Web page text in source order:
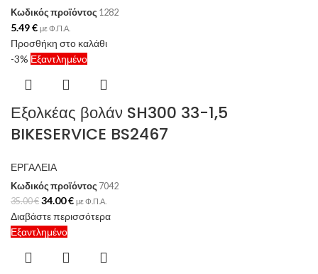
Κωδικός προϊόντος 1282
5.49€ με Φ.Π.Α.
Προσθήκη στο καλάθι
-3% Εξαντλημένο
Εξολκέας βολάν SH300 33-1,5
BIKESERVICE BS2467
ΕΡΓΑΛΕΙΑ
Κωδικός προϊόντος 7042
35.00€ 34.00€ με Φ.Π.Α.
Διαβάστε περισσότερα
Εξαντλημένο